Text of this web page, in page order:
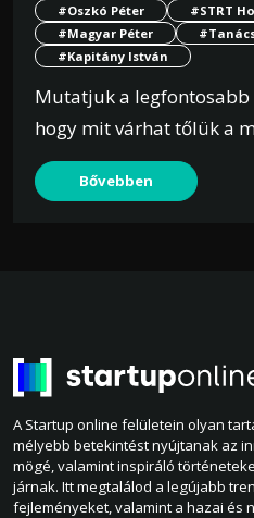
#Oszkó Péter
#STRT
#Magyar Péter
#Kapitány István
Mutatjuk a legfontosabb
hogy mit várhat tőlük a
Bővebben
A Startup online felületein olyan
mélyebb betekintést nyújtanak az
mögé, valamint inspiráló
járnak. Itt megtalálod a legújabb
fejleményeket, valamint a hazai és